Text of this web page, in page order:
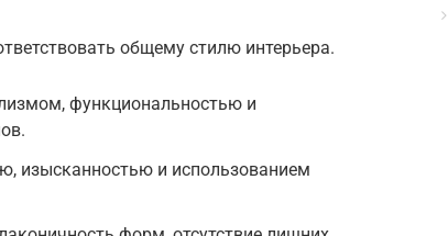
общему стилю интерьера.
функциональностью и
изысканностью и использованием